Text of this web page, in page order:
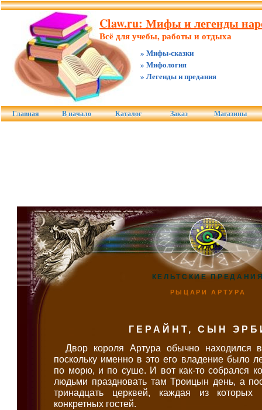
Claw.ru: Мифы и легенды
Всё для учебы, работы и отдыха
» Мифы-сказки
» Мифология
» Легенды и предания
Главная В начало Каталог Заказ Магазины
КЕЛЬТСКИЕ
РЫЦАРИ АРТУРА
ГЕРАЙНТ, СЫН
Двор короля Артура обычно находился
поскольку именно в это его владение было
по морю, и по суше. И вот как-то собрался
людьми праздновать там Троицын день, а
тринадцать церквей, каждая из которых
конкретных гостей.